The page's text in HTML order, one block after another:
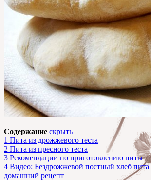
Содержание скрыть
1 Пита из дрожжевого теста
2 Пита из пресного теста
3 Рекомендации по приготовлению питы
4 Видео: Бездрожжевой постный хлеб
домашний рецепт